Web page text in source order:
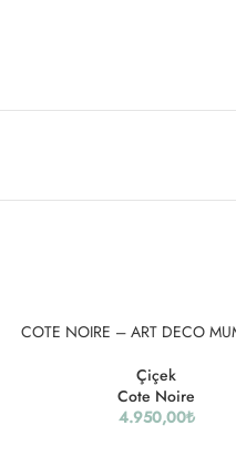
COTE NOIRE – ART DECO
Çiçek
Cote Noire
4.950,00₺